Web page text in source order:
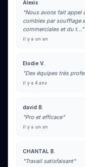
Alexis
"Nous avons fait appel
combles par soufflage
commerciales et du t…"
il y a un an
Elodie V.
"Des équipes très
il y a 4 ans
david B.
"Pro et efficace"
il y a un an
CHANTAL B.
"Travail satisfaisant"